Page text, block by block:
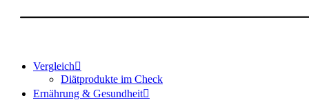
Vergleich
Diätprodukte im Check
Ernährung & Gesundheit